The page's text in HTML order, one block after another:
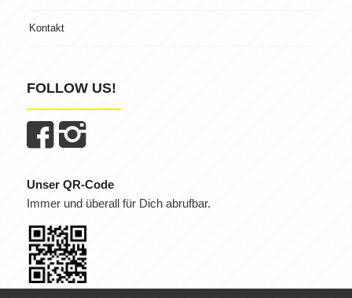
Kontakt
FOLLOW US!
Unser QR-Code
Immer und überall für Dich abrufbar.